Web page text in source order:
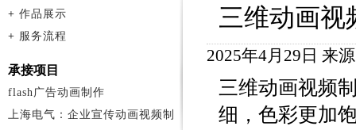
三维动画视
2025年4月29日 来
三维动画视频
细，色彩更加
+ 作品展示
+ 服务流程
承接项目
flash广告动画制作
上海电气：企业宣传动画视频制